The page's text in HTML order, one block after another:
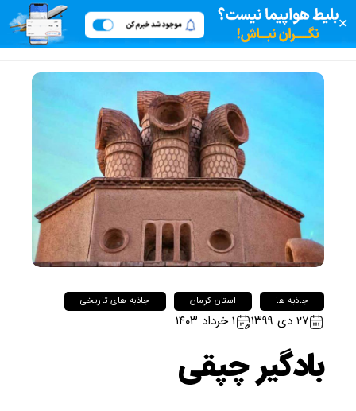
✕
جاذبه ها استان کرمان جاذبه های تاریخی
۲۷ دی ۱۳۹۹ ۱ خرداد ۱۴۰۳
بادگیر چپقی